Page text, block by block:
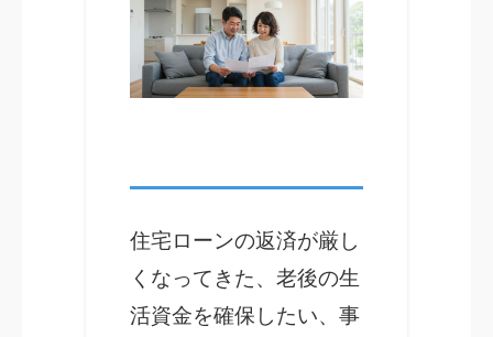
住宅ローンの返済が厳し
くなってきた、老後の生
活資金を確保したい、事